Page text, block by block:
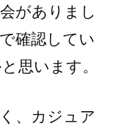
がありまし
確認してい
思います。
、カジュア